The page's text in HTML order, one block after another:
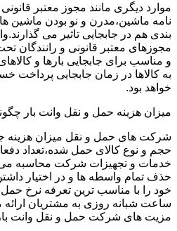
موارد دیگری مانند مجوز معتبر
نامه ماشین،مدرن و نو بودن ماشین
بندی هم در جابجایی تاثیر می
مجوزهای معتبر قانونی و رانندگان
و مناسب برای جابجایی بارها و
به کالاها در زمان جابجایی پرداخت
خواهد بود.
میزان هزینه حمل و نقل وانت بار
شرکت های حمل و نقل میزان هزینه
حجم و نوع کالای حمل شده،تعداد
خدمات و تجهیزات شرکت محاسبه می
حذف تمام واسطه ها و در اختیار
ساعت شبانه روزی به مشتریان ارائه
مزیت های شرکت حمل و نقل وانت